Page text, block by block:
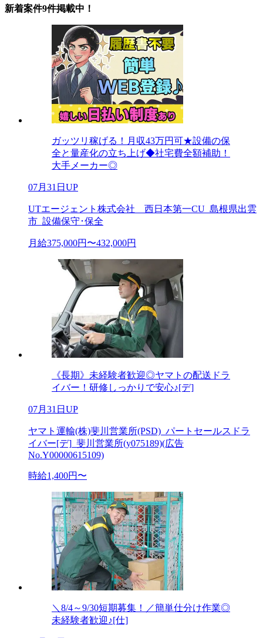
新着案件9件掲載中！
ガッツリ稼げる！月収43万円可★設備の保
全と量産化の立ち上げ◆社宅費全額補助！
大手メーカー◎
07月31日UP
UTエージェント株式会社 西日本第一CU_島根県出雲
市_設備保守･保全
月給375,000円〜432,000円
《長期》未経験者歓迎◎ヤマトの配送ドラ
イバー！研修しっかりで安心♪[デ]
07月31日UP
ヤマト運輸(株)斐川営業所(PSD)_パートセールスドラ
イバー[デ]_斐川営業所(y075189)(広告
No.Y00000615109)
時給1,400円〜
＼8/4～9/30短期募集！／簡単仕分け作業◎
未経験者歓迎♪[仕]